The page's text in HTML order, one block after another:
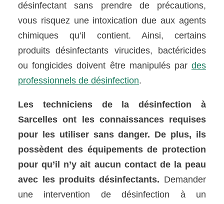
désinfectant sans prendre de précautions,
vous risquez une intoxication due aux agents
chimiques qu’il contient. Ainsi, certains
produits désinfectants virucides, bactéricides
ou fongicides doivent être manipulés par des
professionnels de désinfection.
Les techniciens de la désinfection à
Sarcelles ont les connaissances requises
pour les utiliser sans danger. De plus, ils
possèdent des équipements de protection
pour qu’il n’y ait aucun contact de la peau
avec les produits désinfectants. Demander
une intervention de désinfection à un